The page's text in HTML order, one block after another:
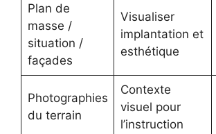
Plan de
masse /
situation /
façades
Visualiser
implantation et
esthétique
Photographies
du terrain
Contexte
visuel pour
l’instruction